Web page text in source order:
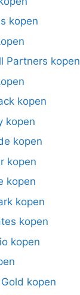
kopen
Partners kopen
kopen
kopen
kopen
kopen
kopen
kopen
kopen
kopen
kopen